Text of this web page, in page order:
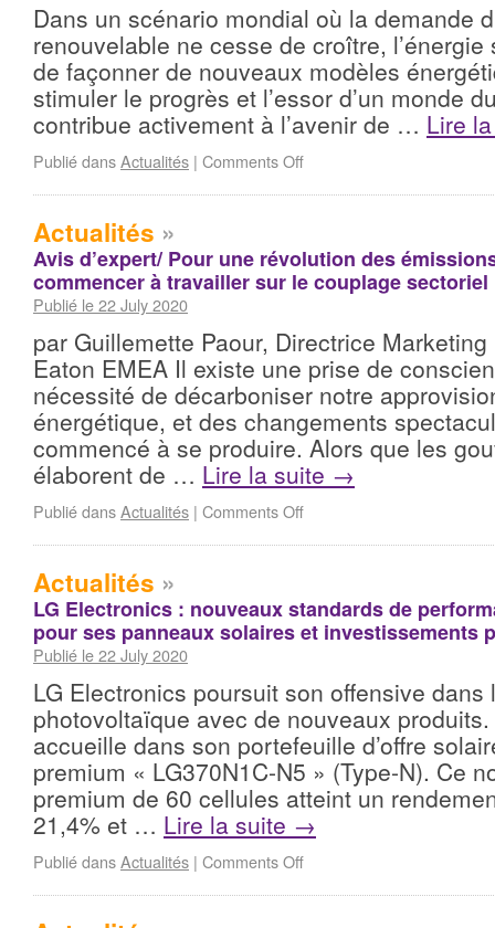
Dans un scénario mondial où la demande
renouvelable ne cesse de croître,
de façonner de nouveaux modèles
stimuler le progrès et l’essor d’un monde
contribue activement à l’avenir de … Lire
Publié dansActualités | Comments Off
Actualités »
Avis d’expert/ Pour une révolution des
commencer à travailler sur le couplage sectoriel
Publié le 22 July 2020
par Guillemette Paour, Directrice
Eaton EMEA Il existe une prise de
nécessité de décarboniser notre
énergétique, et des changements
commencé à se produire. Alors que les
élaborent de … Lire la suite →
Publié dansActualités | Comments Off
Actualités »
LG Electronics : nouveaux standards de
pour ses panneaux solaires et investissements
Publié le 22 July 2020
LG Electronics poursuit son offensive dans
photovoltaïque avec de nouveaux produits.
accueille dans son portefeuille d’offre
premium « LG370N1C-N5 » (Type-N). Ce
premium de 60 cellules atteint un
21,4% et … Lire la suite →
Publié dansActualités | Comments Off